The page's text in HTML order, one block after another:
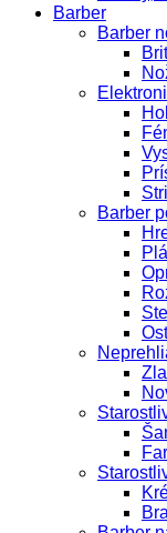
Barber
Barber
Barber